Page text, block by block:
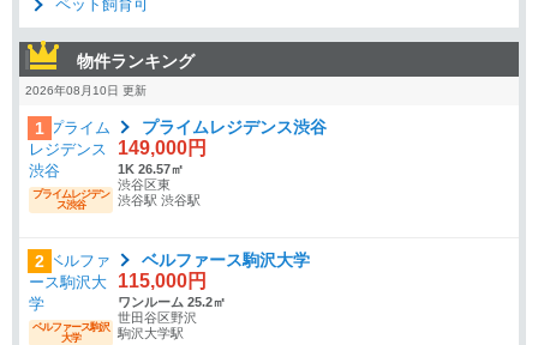
ペット飼育可
物件ランキング
2026年08月10日 更新
1
プライムレジデン
ス渋谷
プライムレジデンス渋谷
149,000円
1K 26.57㎡
渋谷区東
渋谷駅 渋谷駅
2
ベルファース駒沢
大学
ベルファース駒沢大学
115,000円
ワンルーム 25.2㎡
世田谷区野沢
駒沢大学駅